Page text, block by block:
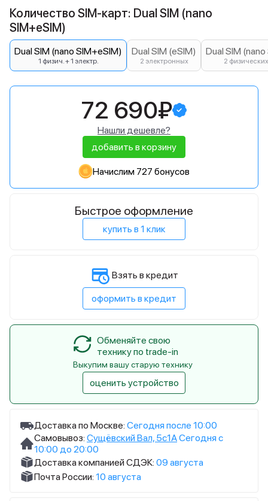
Доставка по Москве: Сегодня после 10:00
Самовывоз: Сущёвский Вал, 5с1АСегодня с
10:00 до 20:00
Доставка компанией СДЭК: 09 августа
Почта России: 10 августа
Количество SIM-карт: Dual SIM (nano
SIM+eSIM)
Dual SIM (nano SIM+eSIM)
1 физич. + 1 электр.
Dual SIM (eSIM)
2 электронных
Dual SIM
2 физических
72 690₽
Нашли дешевле?
добавить в корзину
Начислим 727 бонусов
Быстрое оформление
купить в 1 клик
Взять в кредит
оформить в кредит
Обменяйте свою
технику по trade-in
Выкупим вашу старую технику
оценить устройство